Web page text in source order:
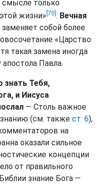
только
жизни» [70] . Вечная
собой более
«Царство
такая замена иногда
Павла.
знать Тебя,
и Иисуса
— Столь важное
знанию (см. также ст. 6),
на
оказали сильное
концепции
от правильного
знание Бога —